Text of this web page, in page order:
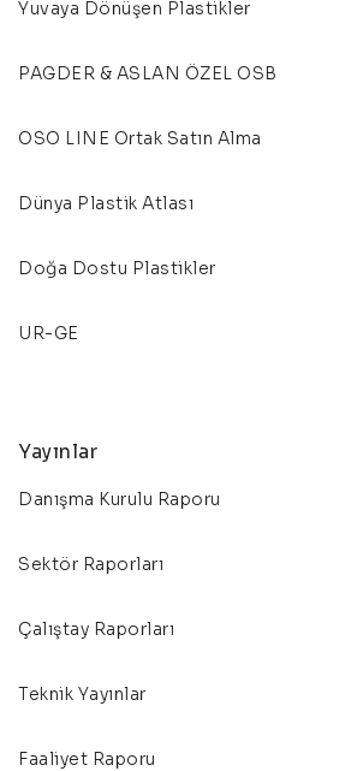
Yuvaya Dönüşen Plastikler
PAGDER & ASLAN ÖZEL OSB
OSO LINE Ortak Satın Alma
Dünya Plastik Atlası
Doğa Dostu Plastikler
UR-GE
Yayınlar
Danışma Kurulu Raporu
Sektör Raporları
Çalıştay Raporları
Teknik Yayınlar
Faaliyet Raporu